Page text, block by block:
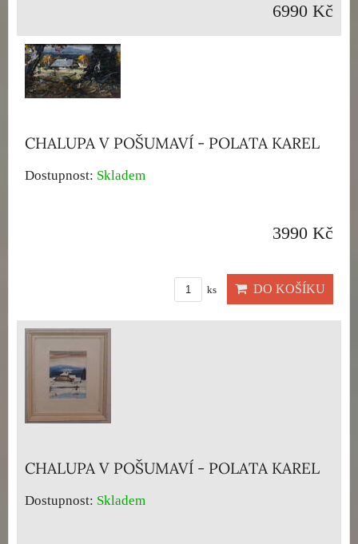
6990 Kč
CHALUPA V POŠUMAVÍ - POLATA KAREL
Dostupnost: Skladem
3990 Kč
ks DO KOŠÍKU
CHALUPA V POŠUMAVÍ - POLATA KAREL
Dostupnost: Skladem